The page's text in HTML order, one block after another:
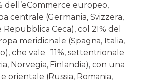
dell’eCommerce europeo,
centrale (Germania, Svizzera,
Ceca), col 21% del
meridionale (Spagna, Italia,
che vale l’11%, settentrionale
Norvegia, Finlandia), con una
orientale (Russia, Romania,